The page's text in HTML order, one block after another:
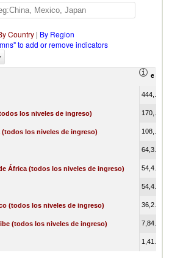
Country | By Region
to add or remove indicators
los niveles de ingreso)
(todos los niveles de ingreso)
África (todos los niveles de ingreso)
(todos los niveles de ingreso)
(todos los niveles de ingreso)